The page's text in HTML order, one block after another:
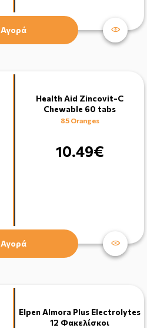
Αγορά
Health Aid Zincovit-C
Chewable 60 tabs
85 Oranges
10.49€
Αγορά
Elpen Almora Plus Electrolytes
12 Φακελίσκοι